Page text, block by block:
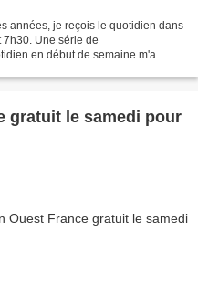
années, je reçois le quotidien dans
Une série de
en début de semaine m'a
gratuit le samedi pour